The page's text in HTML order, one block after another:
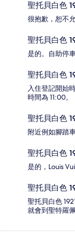
聖托貝白色
很抱歉，恕不
聖托貝白色
是的。自助停
聖托貝白色
入住登記開始
時間為 11:00。
聖托貝白色
附近例如腳踏
聖托貝白色
是的，Louis
聖托貝白色
聖托貝白色
就會到聖特羅